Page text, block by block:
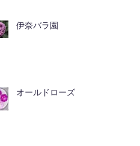
伊奈バラ園
オールドローズ